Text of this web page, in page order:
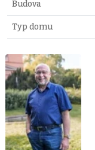
Budova
Typ domu